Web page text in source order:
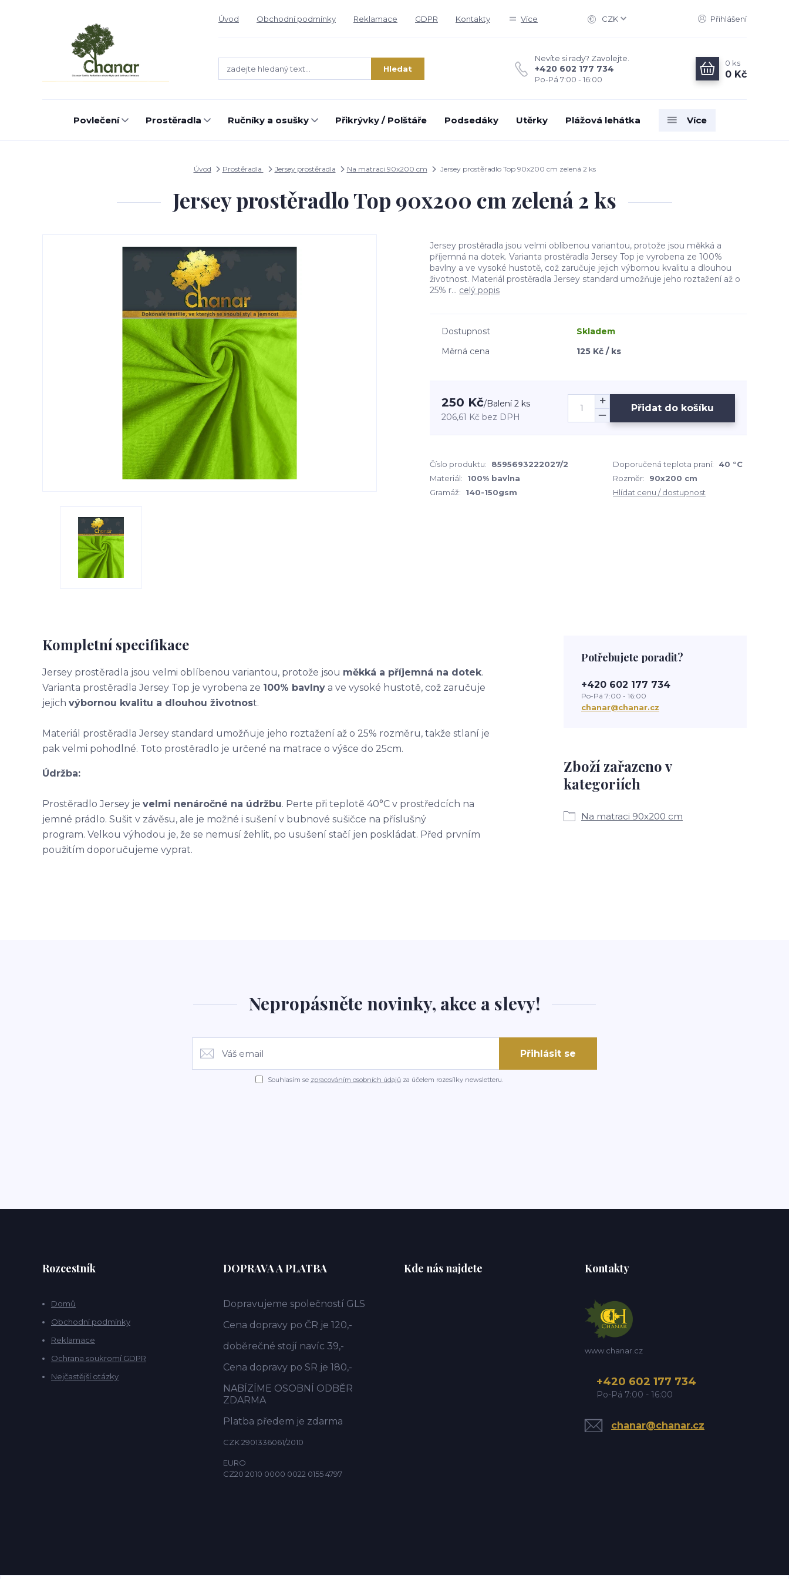
Úvod Obchodní podmínky Reklamace GDPR Kontakty Více CZK Přihlášení
Hledat
Nevíte si rady? Zavolejte.
+420 602 177 734
Po-Pá 7:00 - 16:00
0 ks
0 Kč
Povlečení Prostěradla Ručníky a osušky Přikrývky / Polštáře Podsedáky Utěrky Plážová lehátka Více
Úvod Prostěradla Jersey prostěradla Na matraci 90x200 cm Jersey prostěradlo Top 90x200 cm zelená 2 ks
Jersey prostěradlo Top 90x200 cm zelená 2 ks
Jersey prostěradla jsou velmi oblíbenou variantou, protože jsou měkká a
příjemná na dotek. Varianta prostěradla Jersey Top je vyrobena ze 100%
bavlny a ve vysoké hustotě, což zaručuje jejich výbornou kvalitu a dlouhou
životnost. Materiál prostěradla Jersey standard umožňuje jeho roztažení až o
25% r... celý popis
Dostupnost
Skladem
Měrná cena
125 Kč / ks
250 Kč/Balení 2 ks
206,61 Kč bez DPH
Přidat do košíku
Číslo produktu: 8595693222027/2 Doporučená teplota praní:
40 °C
Materiál:
100% bavlna Rozměr:
90x200 cm
Gramáž:
140-150gsm Hlídat cenu / dostupnost
Kompletní specifikace
Jersey prostěradla jsou velmi oblíbenou variantou, protože jsou měkká a příjemná na dotek.
Varianta prostěradla Jersey Top je vyrobena ze 100% bavlny a ve vysoké hustotě, což zaručuje
jejich výbornou kvalitu a dlouhou životnost.
Materiál prostěradla Jersey standard umožňuje jeho roztažení až o 25% rozměru, takže stlaní je
pak velmi pohodlné. Toto prostěradlo je určené na matrace o výšce do 25cm.
Údržba:
Prostěradlo Jersey je velmi nenáročné na údržbu. Perte při teplotě 40°C v prostředcích na
jemné prádlo. Sušit v závěsu, ale je možné i sušení v bubnové sušičce na příslušný
program. Velkou výhodou je, že se nemusí žehlit, po usušení stačí jen poskládat. Před prvním
použitím doporučujeme vyprat.
Zboží zařazeno v
kategoriích
Na matraci 90x200 cm
Potřebujete poradit?
+420 602 177 734
Po-Pá 7:00 - 16:00
chanar@chanar.cz
Nepropásněte novinky, akce a slevy!
Přihlásit se
Souhlasím se zpracováním osobních údajůza účelem rozesílky newsletteru.
Rozcestník
Domů
Obchodní podmínky
Reklamace
Ochrana soukromí GDPR
Nejčastější otázky
DOPRAVA A PLATBA
Dopravujeme společností GLS
Cena dopravy po ČR je 120,-
doběrečné stojí navíc 39,-
Cena dopravy po SR je 180,-
NABÍZÍME OSOBNÍ ODBĚR
ZDARMA
Platba předem je zdarma
CZK 2901336061/2010
EURO
CZ20 2010 0000 0022 0155 4797
Kde nás najdete Kontakty
www.chanar.cz
+420 602 177 734
Po-Pá 7:00 - 16:00
chanar@chanar.cz